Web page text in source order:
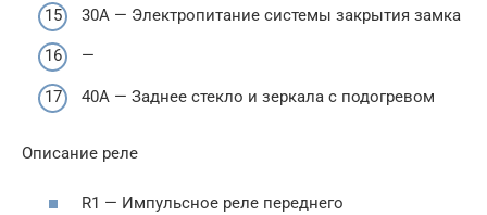
30А — Электропитание системы закрытия замка
—
40A — Заднее стекло и зеркала с подогревом
Описание реле
R1 — Импульсное реле переднего